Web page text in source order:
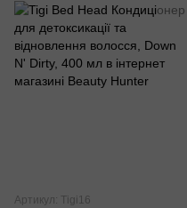
Артикул: Tigi16